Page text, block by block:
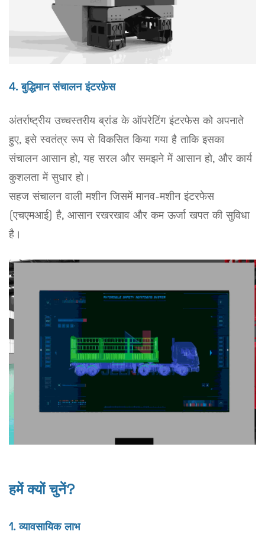
4. बुद्धिमान संचालन इंटरफ़ेस
अंतर्राष्ट्रीय उच्चस्तरीय ब्रांड के ऑपरेटिंग इंटरफेस को अपनाते
हुए, इसे स्वतंत्र रूप से विकसित किया गया है ताकि इसका
संचालन आसान हो, यह सरल और समझने में आसान हो, और कार्य
कुशलता में सुधार हो।
सहज संचालन वाली मशीन जिसमें मानव-मशीन इंटरफेस
(एचएमआई) है, आसान रखरखाव और कम ऊर्जा खपत की सुविधा
है।
हमें क्यों चुनें?
1. व्यावसायिक लाभ